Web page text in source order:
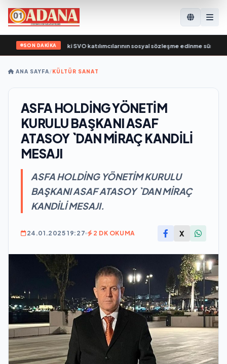
SON DAKİKA
Bakanlığı’nın eski SVO katılımcılarının sosyal sözleşme edinme sürecini
ANA SAYFA/KÜLTÜR SANAT
ASFA HOLDİNG YÖNETİM
KURULU BAŞKANI ASAF
ATASOY `DAN MİRAÇ KANDİLİ
MESAJI
ASFA HOLDİNG YÖNETİM KURULU
BAŞKANI ASAF ATASOY `DAN MİRAÇ
KANDİLİ MESAJI.
24.01.2025 19:27 2 DK OKUMA X